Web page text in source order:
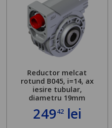
Reductor melcat
rotund B045, i=14, ax
iesire tubular,
diametru 19mm
24942lei